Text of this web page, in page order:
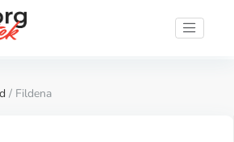
/ Fildena